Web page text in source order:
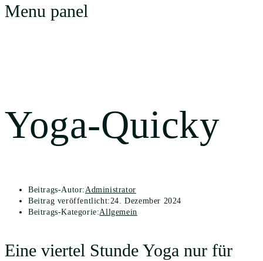
Menu panel
Yoga-Quicky
Beitrags-Autor:Administrator
Beitrag veröffentlicht:24. Dezember 2024
Beitrags-Kategorie:Allgemein
Eine viertel Stunde Yoga nur für